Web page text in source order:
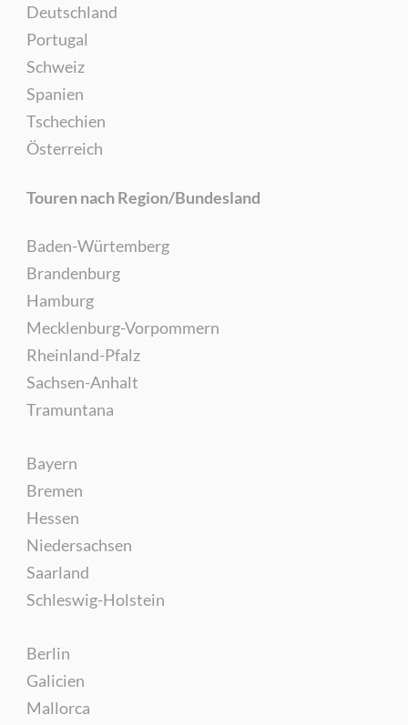
Deutschland
Portugal
Schweiz
Spanien
Tschechien
Österreich
Touren nach Region/Bundesland
Baden-Würtemberg
Brandenburg
Hamburg
Mecklenburg-Vorpommern
Rheinland-Pfalz
Sachsen-Anhalt
Tramuntana
Bayern
Bremen
Hessen
Niedersachsen
Saarland
Schleswig-Holstein
Berlin
Galicien
Mallorca